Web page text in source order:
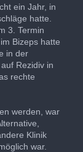
ein Jahr, in
hatte.
3. Termin
Bizeps hatte
in der
Rezidiv in
rechte
werden, war
Klinik
war.